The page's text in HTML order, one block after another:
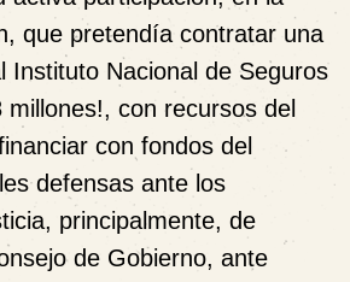
que pretendía contratar una
Instituto Nacional de Seguros
millones!, con recursos del
con fondos del
defensas ante los
principalmente, de
de Gobierno, ante